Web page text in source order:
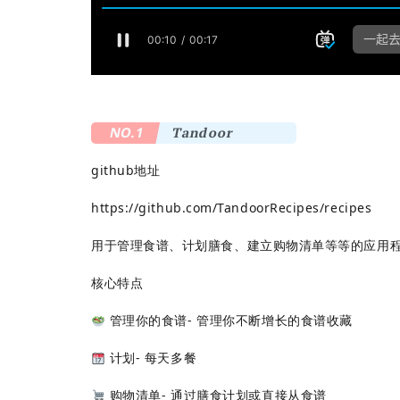
NO.1 Tandoor
github地址
https://github.com/TandoorRecipes/recipes
用于管理食谱、计划膳食、建立购物清单等等的应用
核心特点
管理你的食谱- 管理你不断增长的食谱收藏
计划- 每天多餐
购物清单- 通过膳食计划或直接从食谱